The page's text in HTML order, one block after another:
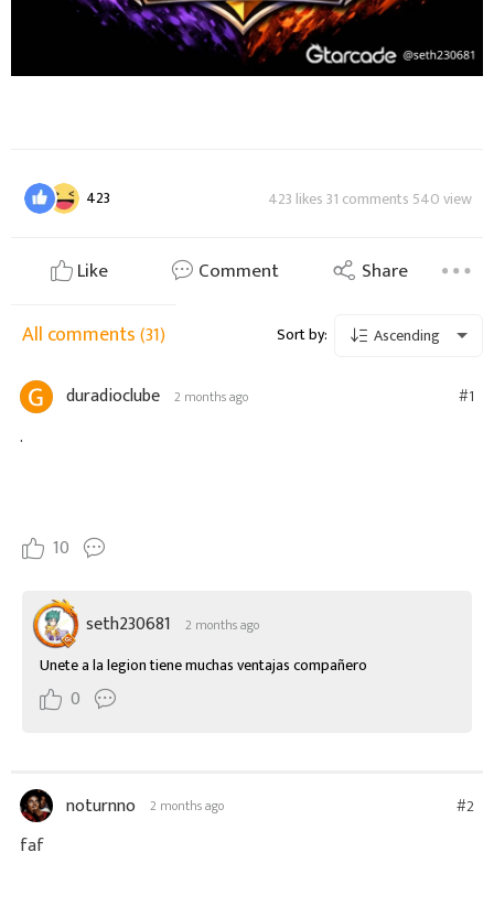
423 423 likes 31 comments 540 view
Like Comment Share
All comments(31) Sort by: Ascending
duradioclube 2 months ago #1
.
10
seth230681 2 months ago
Unete a la legion tiene muchas ventajas compañero
0
noturnno 2 months ago #2
faf